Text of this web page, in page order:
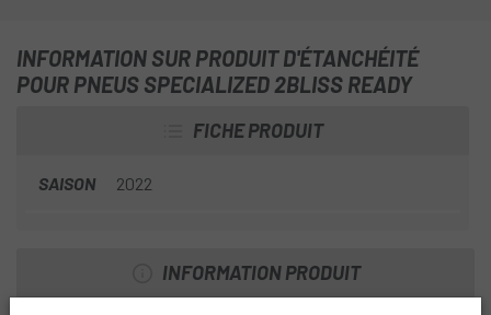
INFORMATION SUR PRODUIT D'ÉTANCHÉITÉ
POUR PNEUS SPECIALIZED 2BLISS READY
FICHE PRODUIT
SAISON 2022
INFORMATION PRODUIT